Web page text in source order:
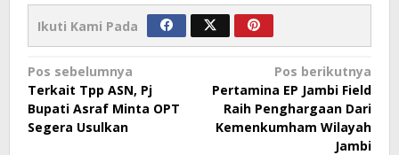
Ikuti Kami Pada
Navigasi
pos
Pos sebelumnya
Terkait Tpp ASN, Pj
Bupati Asraf Minta OPT
Segera Usulkan
Pos berikutnya
Pertamina EP Jambi Field
Raih Penghargaan Dari
Kemenkumham Wilayah
Jambi